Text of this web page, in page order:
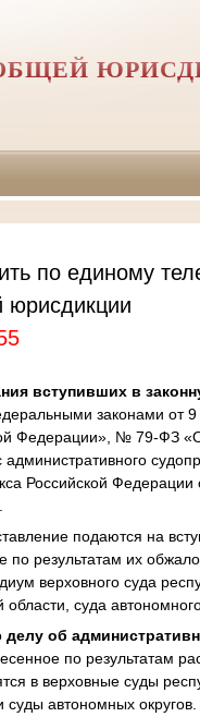
по единому
юрисдикции
вступивших в
законами от
Федерации», № 79-ФЗ
Российской Федерации
подаются на
результатам их
верховного суда
суда
делу об
по результатам
в верховные суды
автономных